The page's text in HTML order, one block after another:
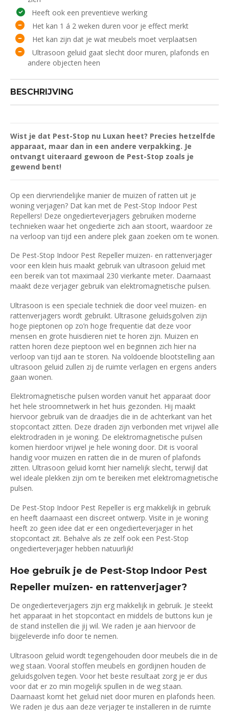
Heeft ook een preventieve werking
Het kan 1 á 2 weken duren voor je effect merkt
Het kan zijn dat je wat meubels moet verplaatsen
Ultrasoon geluid gaat slecht door muren, plafonds en
andere objecten heen
BESCHRIJVING
Wist je dat Pest-Stop nu Luxan heet? Precies hetzelfde
apparaat, maar dan in een andere verpakking. Je
ontvangt uiteraard gewoon de Pest-Stop zoals je
gewend bent!
Op een diervriendelijke manier de muizen of ratten uit je
woning verjagen? Dat kan met de Pest-Stop Indoor Pest
Repellers! Deze ongedierteverjagers gebruiken moderne
technieken waar het ongedierte zich aan stoort, waardoor ze
na verloop van tijd een andere plek gaan zoeken om te wonen.
De Pest-Stop Indoor Pest Repeller muizen- en rattenverjager
voor een klein huis maakt gebruik van ultrasoon geluid met
een bereik van tot maximaal 230 vierkante meter. Daarnaast
maakt deze verjager gebruik van elektromagnetische pulsen.
Ultrasoon is een speciale techniek die door veel muizen- en
rattenverjagers wordt gebruikt. Ultrasone geluidsgolven zijn
hoge pieptonen op zo’n hoge frequentie dat deze voor
mensen en grote huisdieren niet te horen zijn. Muizen en
ratten horen deze pieptoon wel en beginnen zich hier na
verloop van tijd aan te storen. Na voldoende blootstelling aan
ultrasoon geluid zullen zij de ruimte verlagen en ergens anders
gaan wonen.
Elektromagnetische pulsen worden vanuit het apparaat door
het hele stroomnetwerk in het huis gezonden. Hij maakt
hiervoor gebruik van de draadjes die in de achterkant van het
stopcontact zitten. Deze draden zijn verbonden met vrijwel alle
elektrodraden in je woning. De elektromagnetische pulsen
komen hierdoor vrijwel je hele woning door. Dit is vooral
handig voor muizen en ratten die in de muren of plafonds
zitten. Ultrasoon geluid komt hier namelijk slecht, terwijl dat
wel ideale plekken zijn om te bereiken met elektromagnetische
pulsen.
De Pest-Stop Indoor Pest Repeller is erg makkelijk in gebruik
en heeft daarnaast een discreet ontwerp. Visite in je woning
heeft zo geen idee dat er een ongedierteverjager in het
stopcontact zit. Behalve als ze zelf ook een Pest-Stop
ongedierteverjager hebben natuurlijk!
Hoe gebruik je de Pest-Stop Indoor Pest
Repeller muizen- en rattenverjager?
De ongedierteverjagers zijn erg makkelijk in gebruik. Je steekt
het apparaat in het stopcontact en middels de buttons kun je
de stand instellen die jij wil. We raden je aan hiervoor de
bijgeleverde info door te nemen.
Ultrasoon geluid wordt tegengehouden door meubels die in de
weg staan. Vooral stoffen meubels en gordijnen houden de
geluidsgolven tegen. Voor het beste resultaat zorg je er dus
voor dat er zo min mogelijk spullen in de weg staan.
Daarnaast komt het geluid niet door muren en plafonds heen.
We raden je dus aan deze verjager te installeren in de ruimte